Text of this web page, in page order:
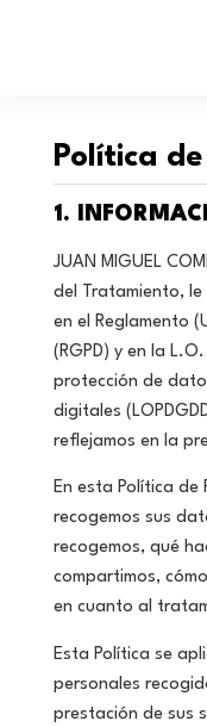
Política
1.
JUAN MIGUEL
del Tratamiento,
en el Reglamento
(RGPD) y en la
protección de
digitales
reflejamos en la
En esta Política de
recogemos sus
recogemos, qué
compartimos,
en cuanto al
Esta Política se
personales
prestación de sus